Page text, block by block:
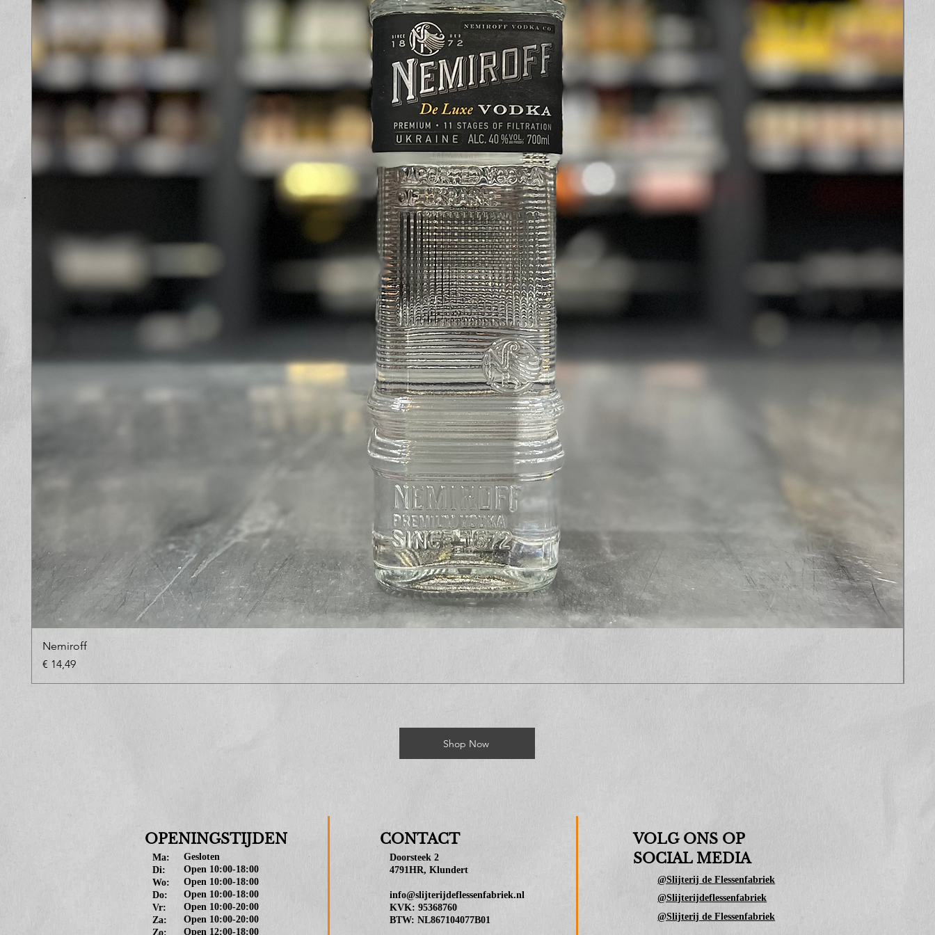
Nemiroff
Prijs
€ 14,49
Shop Now
OPENINGSTIJDEN
Ma:
Di:
Wo:
Do:
Vr:
Za:
Zo:
Gesloten
Open 10:00-18:00
Open 10:00-18:00
Open 10:00-18:00
Open 10:00-20:00
Open 10:00-20:00
Open 12:00-18:00
CONTACT
Doorsteek 2
4791HR, Klundert
info@slijterijdeflessenfabriek.nl
KVK: 95368760
BTW: NL867104077B01
VOLG ONS OP
SOCIAL MEDIA
@Slijterij de Flessenfabriek
@Slijterijdeflessenfabriek
@Slijterij de Flessenfabriek